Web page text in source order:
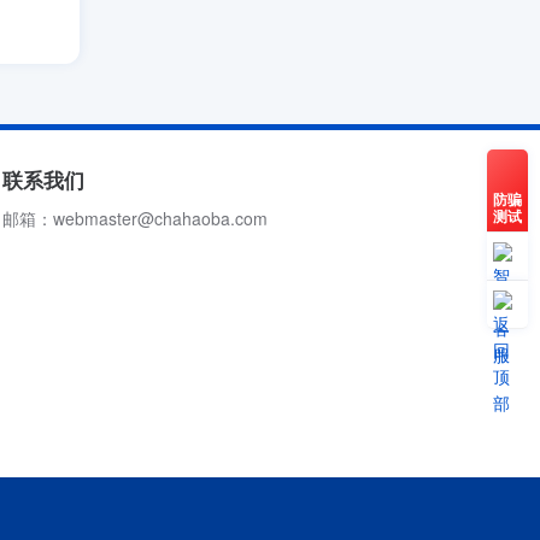
联系我们
邮箱：webmaster@chahaoba.com
防骗
测试